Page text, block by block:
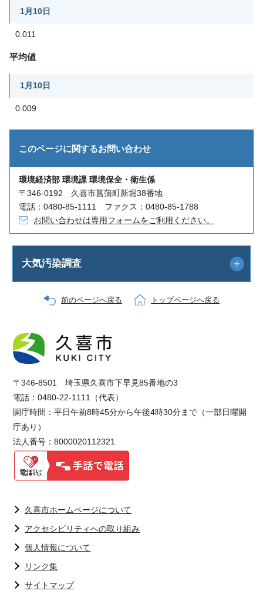
1月10日
0.011
平均値
1月10日
0.009
このページに関するお問い合わせ
環境経済部 環境課 環境保全・衛生係
〒346-0192 久喜市菖蒲町新堀38番地
電話：0480-85-1111 ファクス：0480-85-1788
お問い合わせは専用フォームをご利用ください。
大気汚染調査
前のページへ戻る トップページへ戻る
〒346-8501 埼玉県久喜市下早見85番地の3
電話：0480-22-1111（代表）
開庁時間：平日午前8時45分から午後4時30分まで（一部日曜開
庁あり）
法人番号：8000020112321
久喜市ホームページについて
アクセシビリティへの取り組み
個人情報について
リンク集
サイトマップ